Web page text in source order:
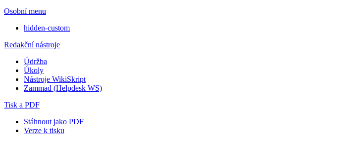
Osobní menu
hidden-custom
Redakční nástroje
Údržba
Úkoly
Nástroje WikiSkript
Zammad (Helpdesk WS)
Tisk a PDF
Stáhnout jako PDF
Verze k tisku